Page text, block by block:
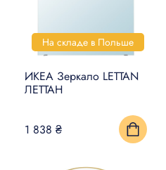
На складе в Польше
ИКЕА Зеркало LETTAN
ЛЕТТАН
1 838 ₴